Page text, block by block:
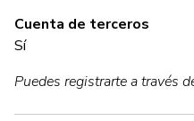
Cuenta de terceros
Sí
Puedes registrarte a través